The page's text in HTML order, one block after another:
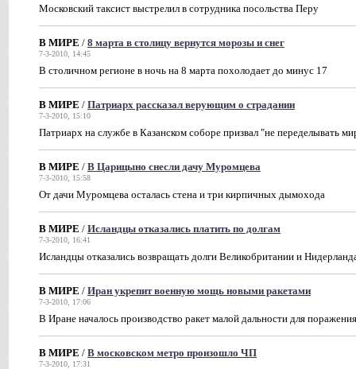
Московский таксист выстрелил в сотрудника посольства Перу
В МИРЕ / 8 марта в столицу вернутся морозы и cнег
7-3-2010, 14:45
В столичном регионе в ночь на 8 марта похолодает до минус 17
В МИРЕ / Патриарх рассказал верующим о страдании
7-3-2010, 15:10
Патриарх на службе в Казанском соборе призвал "не переделывать
В МИРЕ / В Царицыно снесли дачу Муромцева
7-3-2010, 15:58
От дачи Муромцева осталась стена и три кирпичных дымохода
В МИРЕ / Исландцы отказались платить по долгам
7-3-2010, 16:41
Исландцы отказались возвращать долги Великобритании и
В МИРЕ / Иран укрепит военную мощь новыми ракетами
7-3-2010, 17:06
В Иране началось производство ракет малой дальности для
В МИРЕ / В московском метро произошло ЧП
7-3-2010, 17:31